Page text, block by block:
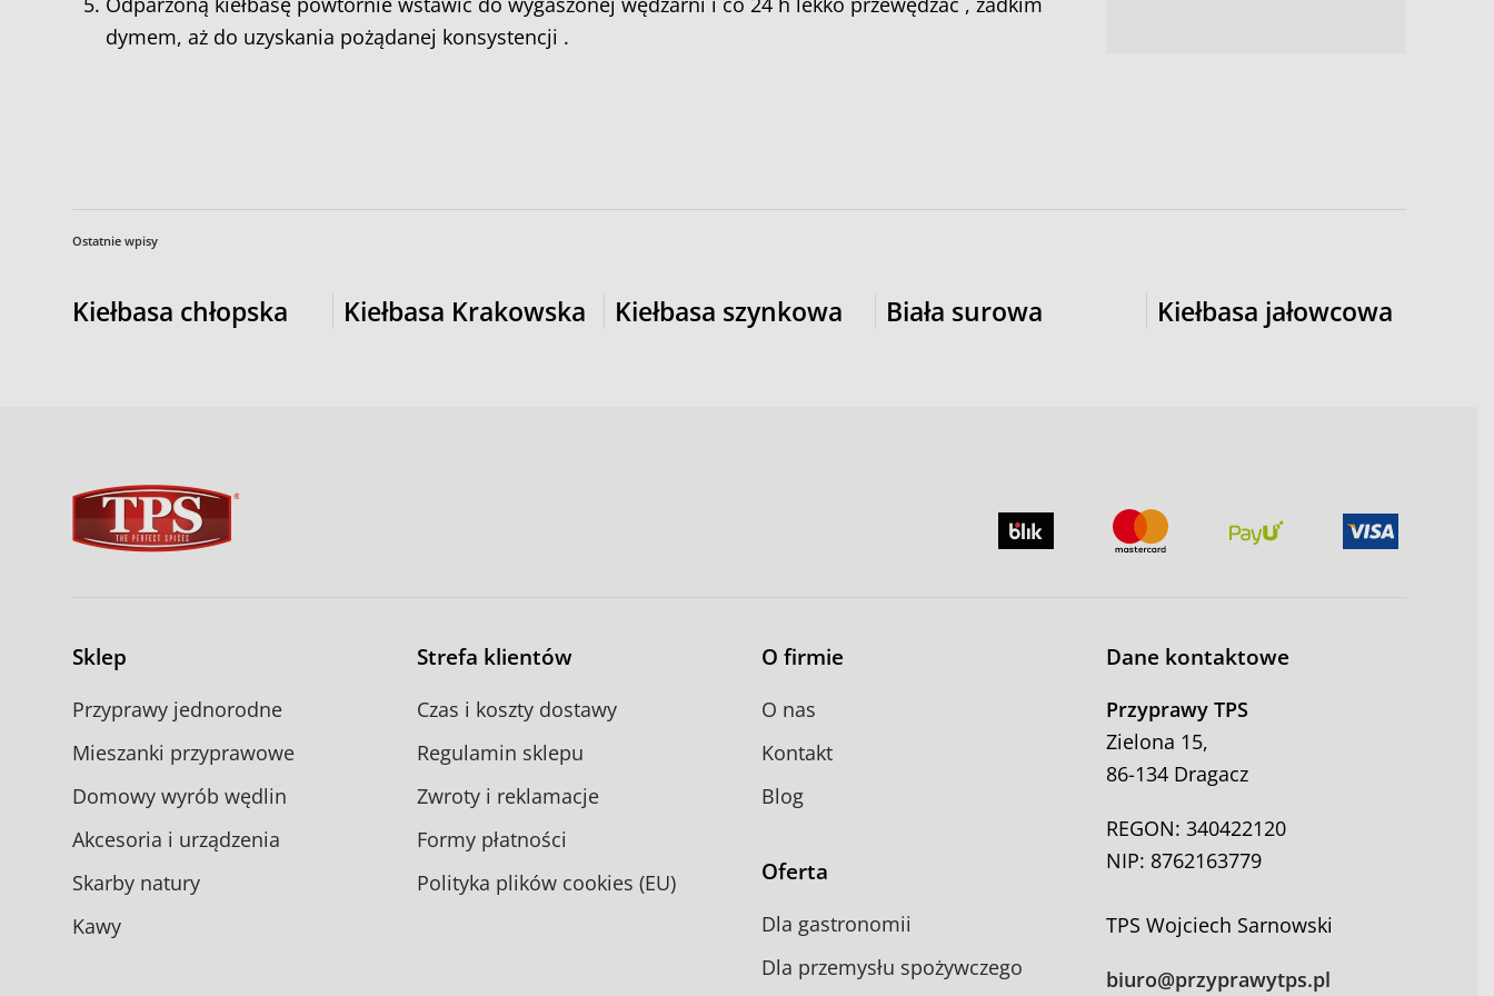
dymem, aż do uzyskania pożądanej konsystencji .
Ostatnie wpisy
Kiełbasa chłopska Kiełbasa Krakowska Kiełbasa szynkowa Biała surowa Kiełbasa jałowcowa
Sklep
Przyprawy jednorodne
Mieszanki przyprawowe
Domowy wyrób wędlin
Akcesoria i urządzenia
Skarby natury
Kawy
Strefa klientów
Czas i koszty dostawy
Regulamin sklepu
Zwroty i reklamacje
Formy płatności
Polityka plików cookies (EU)
O firmie
O nas
Kontakt
Blog
Oferta
Dla gastronomii
Dla przemysłu spożywczego
Dane kontaktowe
Przyprawy TPS
Zielona 15,
86-134 Dragacz
REGON: 340422120
NIP: 8762163779
TPS Wojciech Sarnowski
biuro@przyprawytps.pl